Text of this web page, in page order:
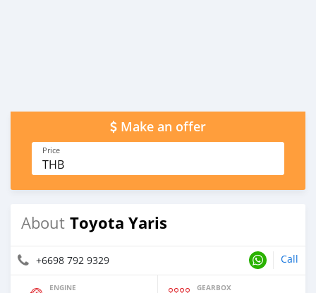
Make an offer
Price
THB
About Toyota Yaris
+6698 792 9329 Call
ENGINE GEARBOX